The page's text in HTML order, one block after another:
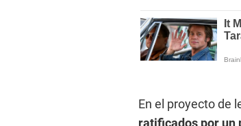
En el proyecto de
ratificados por un